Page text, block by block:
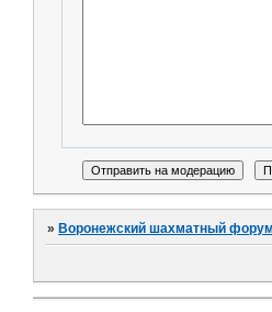
»Воронежский шахматный форум